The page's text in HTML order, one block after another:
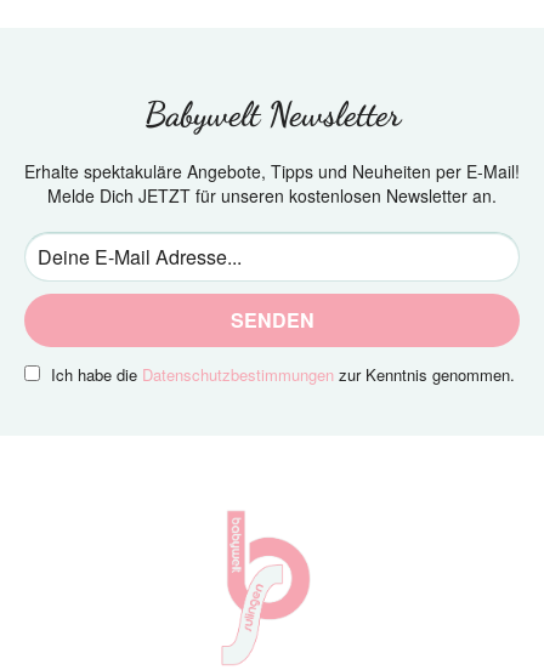
Babywelt Newsletter
Erhalte spektakuläre Angebote, Tipps und Neuheiten per E-Mail!
Melde Dich JETZT für unseren kostenlosen Newsletter an.
SENDEN
Ich habe die Datenschutzbestimmungen zur Kenntnis genommen.